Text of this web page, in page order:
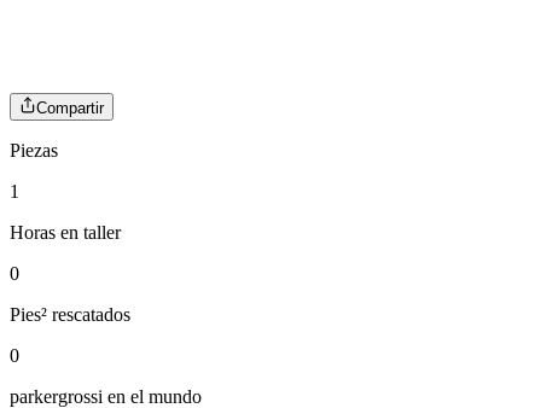
Compartir
Piezas
1
Horas en taller
0
Pies² rescatados
0
parkergrossi en el mundo